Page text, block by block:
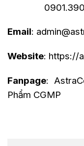
Email:
Website: https://
Fanpage:
Phẩm CGMP